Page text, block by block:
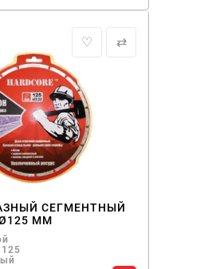
♡ ⇄
СЕГМЕНТНЫЙ
Ø125 ММ
125